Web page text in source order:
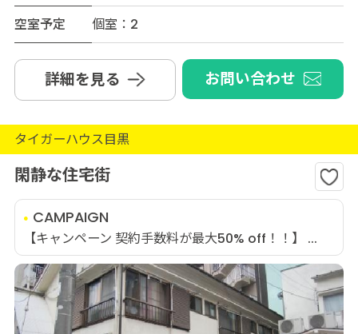
空室予定
個室：2
詳細を見る お問い合わせ
タイガーハウス目黒
閑静な住宅街
CAMPAIGN
【キャンペーン 契約手数料が最大50% off！！】 ...